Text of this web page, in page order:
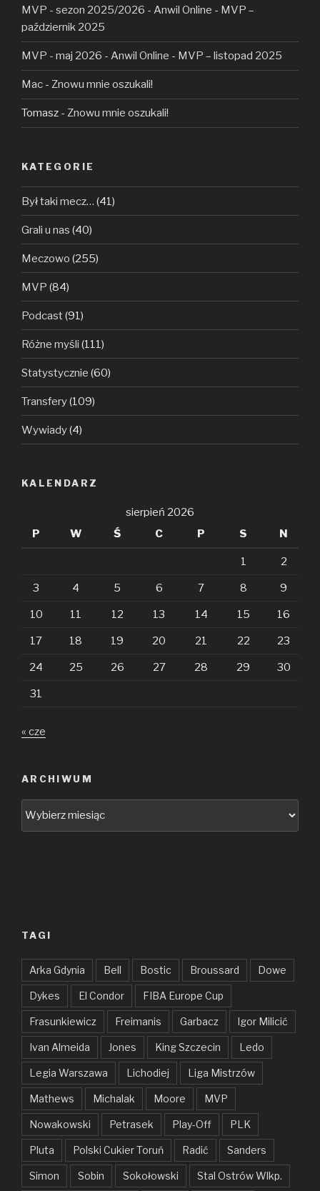
MVP - sezon 2025/2026 - Anwil Online - MVP –
październik 2025
MVP - maj 2026 - Anwil Online - MVP – listopad 2025
Mac - Znowu mnie oszukali!
Tomasz - Znowu mnie oszukali!
KATEGORIE
Był taki mecz… (41)
Grali u nas (40)
Meczowo (255)
MVP (84)
Podcast(91)
Różne myśli (111)
Statystycznie (60)
Transfery(109)
Wywiady(4)
KALENDARZ
sierpień 2026
P
W Ś C P S N
1 2
3 4 5 6 7 8 9
10 11 12 13 14 15 16
17 18 19 20 21 22 23
24 25 26 27 28 29 30
31
« cze
ARCHIWUM
TAGI
Arka Gdynia Bell Bostic Broussard Dowe
Dykes El Condor FIBA Europe Cup
Frasunkiewicz Freimanis Garbacz Igor Milicić
Ivan Almeida Jones King Szczecin Ledo
Legia Warszawa Lichodiej Liga Mistrzów
Mathews Michalak Moore MVP
Nowakowski Petrasek Play-Off PLK
Pluta Polski Cukier Toruń Radić Sanders
Simon Sobin Sokołowski Stal Ostrów Wlkp.